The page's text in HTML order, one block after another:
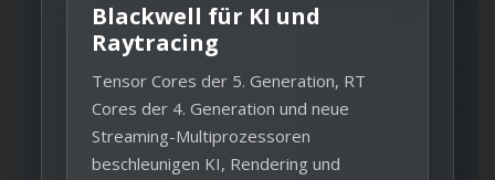
Blackwell für KI und
Raytracing
Tensor Cores der 5. Generation, RT
Cores der 4. Generation und neue
Streaming-Multiprozessoren
beschleunigen KI, Rendering und